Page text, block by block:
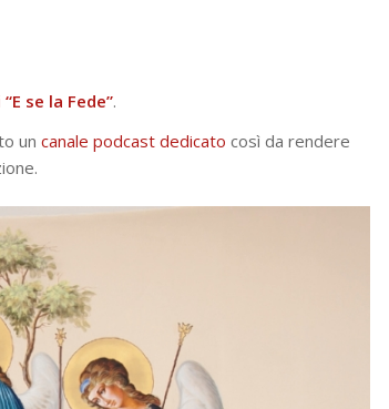
se la Fede”.
un canale podcast dedicato così da rendere